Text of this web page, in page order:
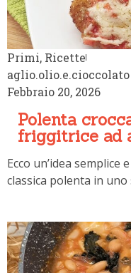
Primi, Ricette
Febbraio 20, 2026
Polenta
friggitrice ad
Ecco un’idea
classica polenta in uno